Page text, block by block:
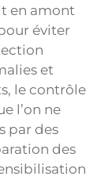
en amont
éviter
et
le contrôle
l’on ne
par des
des